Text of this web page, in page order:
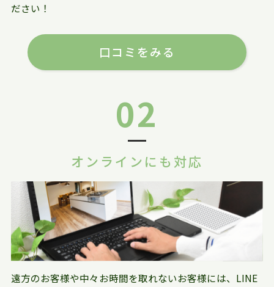
ださい！
口コミをみる
02
オンラインにも対応
遠方のお客様や中々お時間を取れないお客様には、LINE